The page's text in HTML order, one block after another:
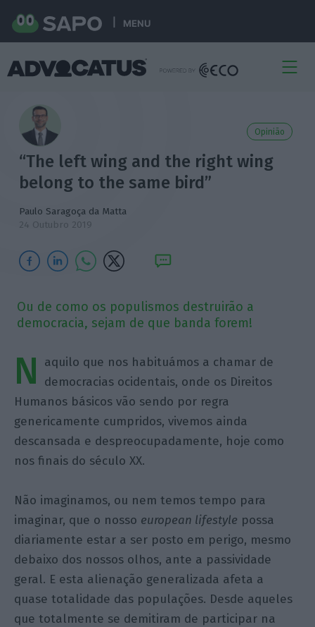
MENU
Opinião
“The left wing and the right wing
belong to the same bird”
Paulo Saragoça da Matta
24 Outubro 2019
Ou de como os populismos destruirão a
democracia, sejam de que banda forem!
N
aquilo que nos habituámos a chamar de
democracias ocidentais, onde os Direitos
Humanos básicos vão sendo por regra
genericamente cumpridos, vivemos ainda
descansada e despreocupadamente, hoje como
nos finais do século XX.
Não imaginamos, ou nem temos tempo para
imaginar, que o nosso european lifestyle possa
diariamente estar a ser posto em perigo, mesmo
debaixo dos nossos olhos, ante a passividade
geral. E esta alienação generalizada afeta a
quase totalidade das populações. Desde aqueles
que totalmente se demitiram de participar na